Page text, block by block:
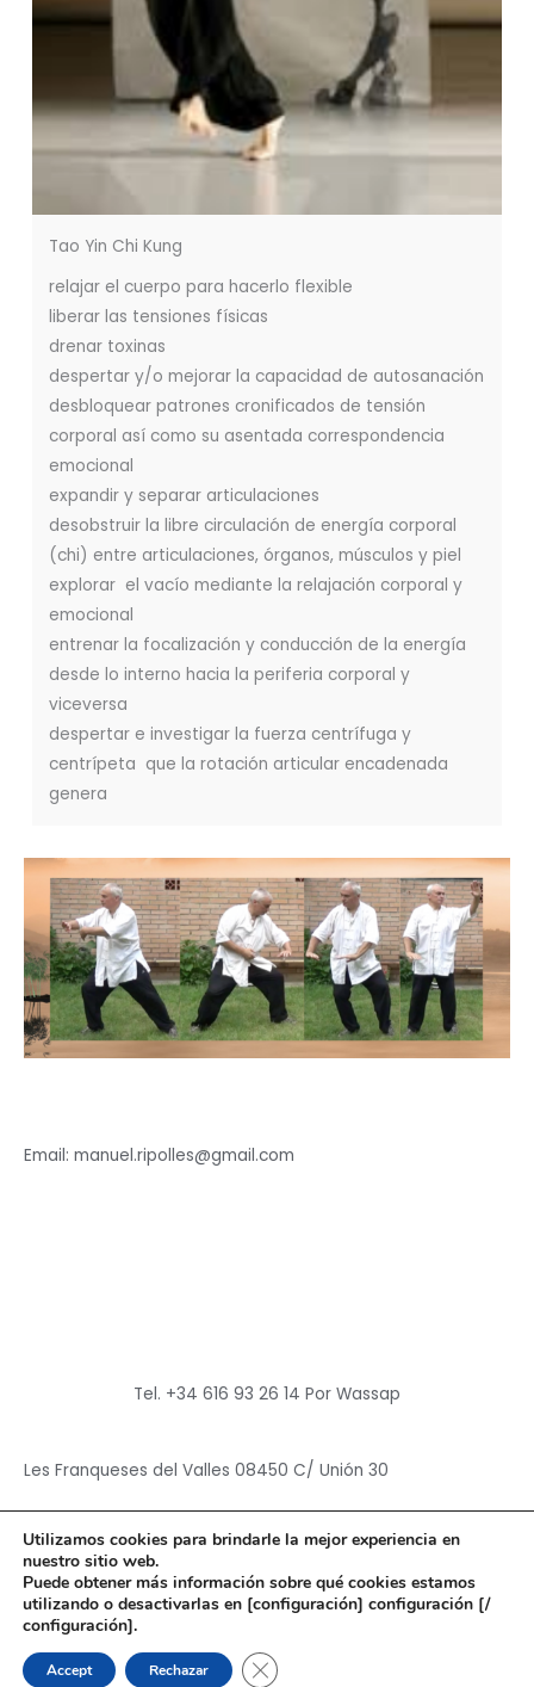
Tao Yin Chi Kung
relajar el cuerpo para hacerlo flexible
liberar las tensiones físicas
drenar toxinas
despertar y/o mejorar la capacidad de autosanación
desbloquear patrones cronificados de tensión
corporal así como su asentada correspondencia
emocional
expandir y separar articulaciones
desobstruir la libre circulación de energía corporal
(chi) entre articulaciones, órganos, músculos y piel
explorar el vacío mediante la relajación corporal y
emocional
entrenar la focalización y conducción de la energía
desde lo interno hacia la periferia corporal y
viceversa
despertar e investigar la fuerza centrífuga y
centrípeta que la rotación articular encadenada
genera
Email: manuel.ripolles@gmail.com
Tel. +34 616 93 26 14 Por Wassap
Les Franqueses del Valles 08450 C/ Unión 30
Copyright © 2026Hun Yuan Chen
Powered byHun Yuan Chen
Utilizamos cookies para brindarle la mejor experiencia en
nuestro sitio web.
Puede obtener más información sobre qué cookies estamos
utilizando o desactivarlas en [configuración] configuración [/
configuración].
Accept Rechazar CERRAR EL BANNER DE